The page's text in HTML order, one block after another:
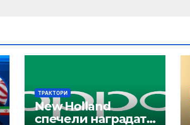
ТРАКТОРИ
New Holland
спечели наградата